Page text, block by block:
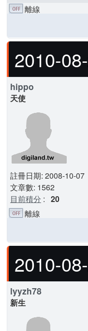
離線
2010-
hippo
天使
註冊日期: 2008-10-07
文章數: 1562
目前積分 : 20
離線
2010-
lyyzh78
新生